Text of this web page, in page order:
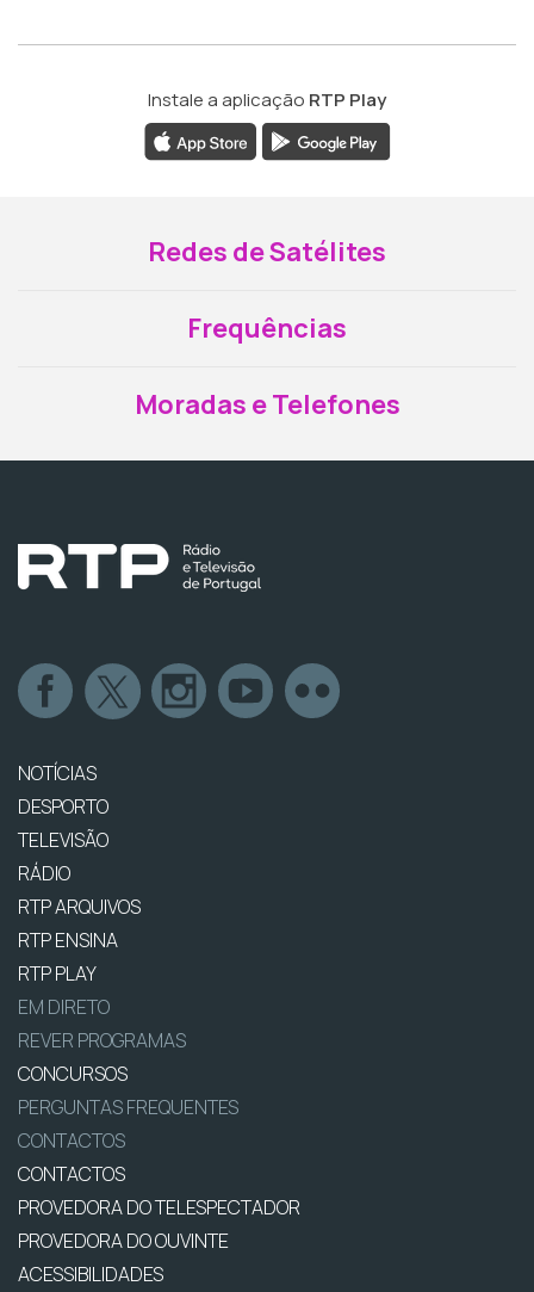
Instale a aplicação RTP Play
Redes de Satélites
Frequências
Moradas e Telefones
NOTÍCIAS
DESPORTO
TELEVISÃO
RÁDIO
RTP ARQUIVOS
RTP ENSINA
RTP PLAY
EM DIRETO
REVER PROGRAMAS
CONCURSOS
PERGUNTAS FREQUENTES
CONTACTOS
CONTACTOS
PROVEDORA DO TELESPECTADOR
PROVEDORA DO OUVINTE
ACESSIBILIDADES